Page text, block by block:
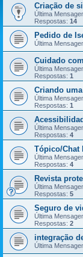
Criação de
Última
Respostas: 14
Pedido de
Última
Cuidado
Última
Respostas: 1
Criando
Última
Respostas: 1
Última
Respostas: 4
Tópico/Chat
Última
Respostas: 4
Revista
Última
Respostas: 5
Seguro de
Última
Respostas: 2
integração
Última